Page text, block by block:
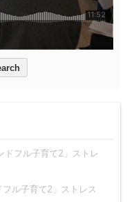
ドフル子育て2」ストレ
ル子育て2」ストレス